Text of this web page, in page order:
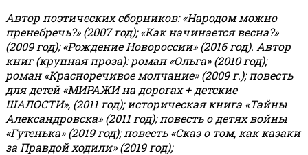
Автор поэтических сборников: «Народом можно
пренебречь?» (2007 год); «Как начинается весна?»
(2009 год); «Рождение Новороссии» (2016 год). Автор
книг (крупная проза): роман «Ольга» (2010 год);
роман «Красноречивое молчание» (2009 г.); повесть
для детей «МИРАЖИ на дорогах + детские
ШАЛОСТИ», (2011 год); историческая книга «Тайны
Александровска» (2011 год); повесть о детях войны
«Гутенька» (2019 год); повесть «Сказ о том, как казаки
за Правдой ходили» (2019 год);